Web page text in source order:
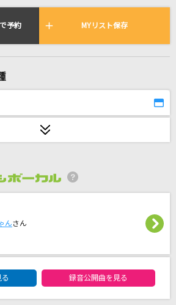
ムで歌われている曲の一覧
ドラえもん(ドラえもんアニ
予約 MYリスト保存
んさん
録音公開曲を見る